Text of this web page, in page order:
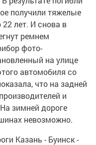
получили тяжелые
лет. И снова в
ремнем
фото-
на улице
автомобиля со
что на задней
и
зимней дороге
невозможно.
Казань - Буинск -